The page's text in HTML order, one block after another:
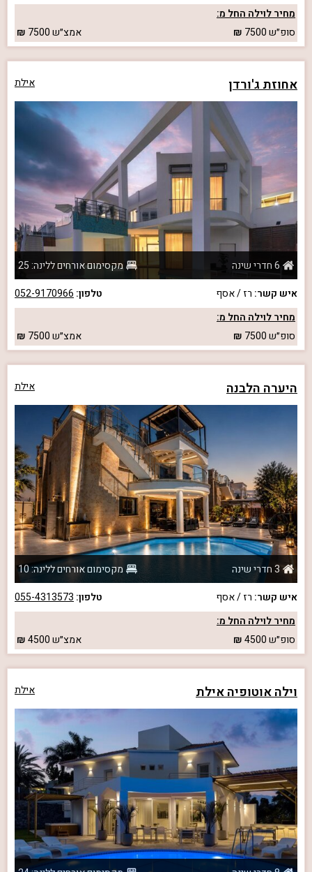
מחיר לוילה החל מ:
סופ״ש7500 אמצ״ש7500
אחוזת ג'ורדן אילת
6 חדרי שינה
מקסימום אורחים ללינה: 25
איש קשר: רז / אסף טלפון: 052-9170966
מחיר לוילה החל מ:
סופ״ש7500 אמצ״ש7500
היערה הלבנה אילת
3 חדרי שינה
מקסימום אורחים ללינה: 10
איש קשר: רז / אסף טלפון: 055-4313573
מחיר לוילה החל מ:
סופ״ש4500 אמצ״ש4500
וילה אוטופיה אילת אילת